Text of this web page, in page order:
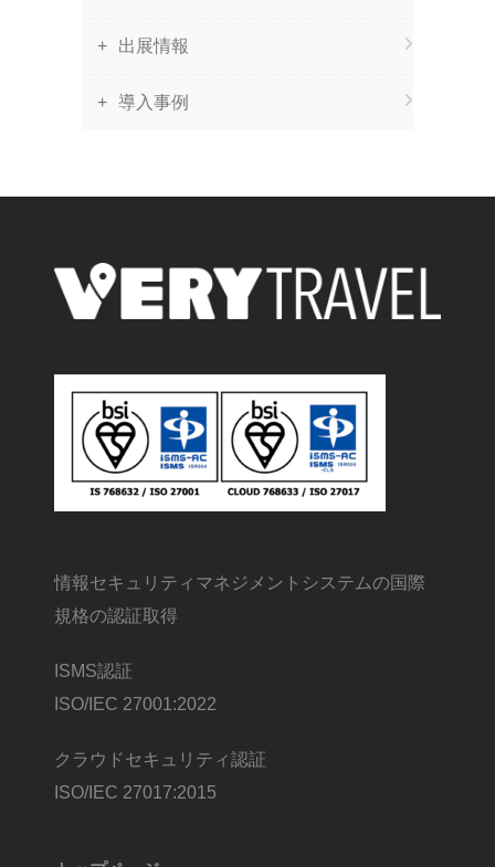
出展情報
導入事例
情報セキュリティマネジメントシステムの国際
規格の認証取得
ISMS認証
ISO/IEC 27001:2022
クラウドセキュリティ認証
ISO/IEC 27017:2015